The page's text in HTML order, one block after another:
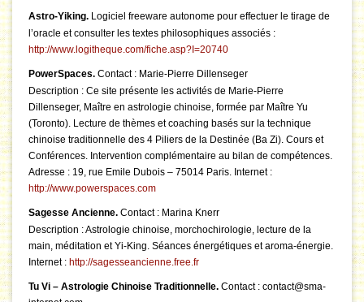
Astro-Yiking. Logiciel freeware autonome pour effectuer le tirage de
l’oracle et consulter les textes philosophiques associés :
http://www.logitheque.com/fiche.asp?I=20740
PowerSpaces. Contact : Marie-Pierre Dillenseger
Description : Ce site présente les activités de Marie-Pierre
Dillenseger, Maître en astrologie chinoise, formée par Maître Yu
(Toronto). Lecture de thèmes et coaching basés sur la technique
chinoise traditionnelle des 4 Piliers de la Destinée (Ba Zi). Cours et
Conférences. Intervention complémentaire au bilan de compétences.
Adresse : 19, rue Emile Dubois – 75014 Paris. Internet :
http://www.powerspaces.com
Sagesse Ancienne. Contact : Marina Knerr
Description : Astrologie chinoise, morchochirologie, lecture de la
main, méditation et Yi-King. Séances énergétiques et aroma-énergie.
Internet : http://sagesseancienne.free.fr
Tu Vi – Astrologie Chinoise Traditionnelle. Contact : contact@sma-